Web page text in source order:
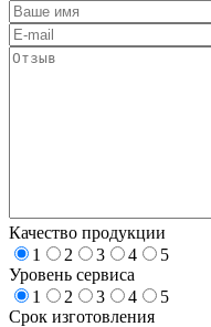
Качество продукции
1
2 3 4
5
Уровень сервиса
1
2 3 4
5
Срок изготовления